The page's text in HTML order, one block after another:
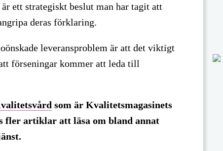
ett strategiskt beslut man har tagit att
deras förklaring.
leveransproblem är att det viktigt
förseningar kommer att leda till
som är Kvalitetsmagasinets
fler artiklar att läsa om bland annat